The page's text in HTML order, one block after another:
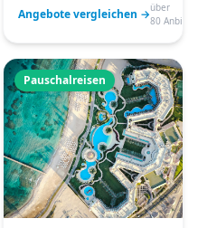
Angebote vergleichen →über
80
Pauschalreisen